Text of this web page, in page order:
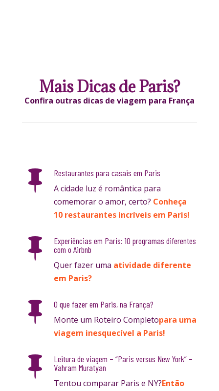
Mais Dicas de Paris?
Confira outras dicas de viagem para França

Restaurantes para casais em Paris
A cidade luz é romântica para
comemorar o amor, certo? Conheça
10 restaurantes incríveis em Paris!

Experiências em Paris: 10 programas diferentes
com o Airbnb
Quer fazer uma atividade diferente
em Paris?

O que fazer em Paris, na França?
Monte um Roteiro Completopara uma
viagem inesquecível a Paris!

Leitura de viagem – “Paris versus New York” –
Vahram Muratyan
Tentou comparar Paris e NY?Então